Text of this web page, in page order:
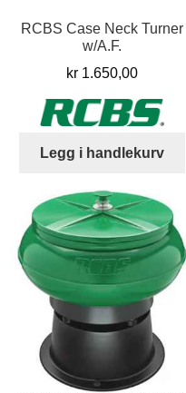
RCBS Case Neck Turner
w/A.F.
kr 1.650,00
Legg i handlekurv